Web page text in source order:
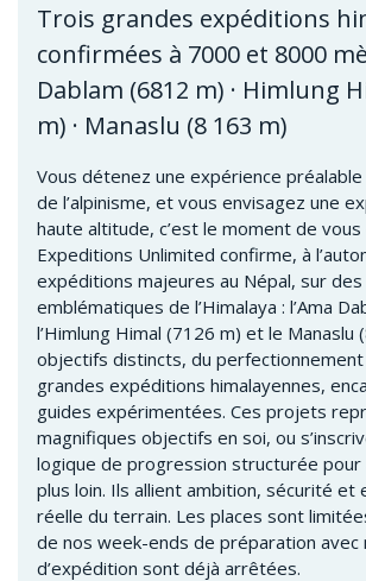
Trois grandes expéditions
confirmées à 7000 et 8000
Dablam (6812 m) · Himlung
m) · Manaslu (8 163 m)
Vous détenez une expérience
de l’alpinisme, et vous envisagez une
haute altitude, c’est le moment de vous
Expeditions Unlimited confirme, à
expéditions majeures au Népal, sur
emblématiques de l’Himalaya : l’Ama
l’Himlung Himal (7126 m) et le Manaslu
objectifs distincts, du
grandes expéditions himalayennes,
guides expérimentées. Ces projets
magnifiques objectifs en soi, ou
logique de progression structurée pour
plus loin. Ils allient ambition, sécurité et
réelle du terrain. Les places sont
de nos week-ends de préparation avec
d’expédition sont déjà arrêtées.